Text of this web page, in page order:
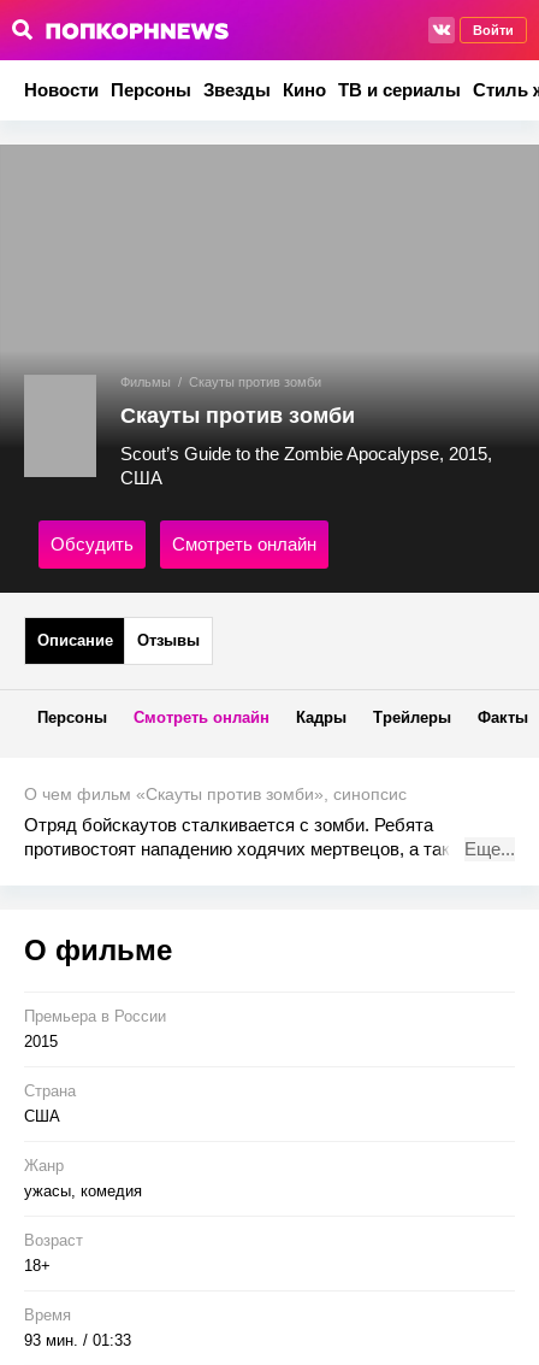
Войти
Новости Персоны Звезды Кино ТВ и сериалы Стиль
Фильмы / Скауты против зомби
Скауты против зомби
Scout’s Guide to the Zombie Apocalypse, 2015,
США
Обсудить Смотреть онлайн
Описание Отзывы
Персоны Смотреть онлайн Кадры Трейлеры Факты
О чем фильм «Скауты против зомби», синопсис
Отряд бойскаутов сталкивается с зомби. Ребята
противостоят нападению ходячих мертвецов, а такжеЕще...
О фильме
Премьера в Росcии
2015
Страна
США
Жанр
ужасы, комедия
Возраст
18+
Время
93 мин. / 01:33